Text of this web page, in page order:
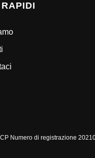
Numero di registrazione